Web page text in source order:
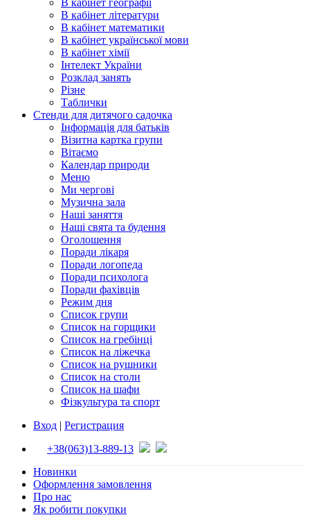
В кабінет географії
В кабінет літератури
В кабінет математики
В кабінет української мови
В кабінет хімії
Інтелект України
Розклад занять
Різне
Таблички
Стенди для дитячого садочка
Інформація для батьків
Візитна картка групи
Вітаємо
Календар природи
Меню
Ми чергові
Музична зала
Наші заняття
Наші свята та будення
Оголошення
Поради лікаря
Поради логопеда
Поради психолога
Поради фахівців
Режим дня
Список групи
Список на горщики
Список на гребінці
Список на ліжечка
Список на рушники
Список на столи
Список на шафи
Фізкультура та спорт
Вход | Регистрация
+38(063)13-889-13
Новинки
Оформлення замовлення
Про нас
Як робити покупки